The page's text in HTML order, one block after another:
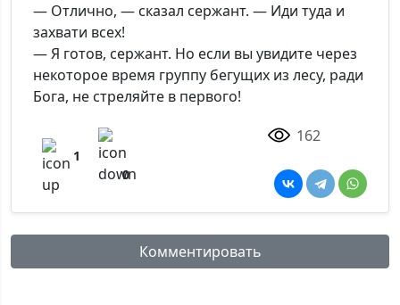
— Отлично, — сказал сержант. — Иди туда и
захвати всех!
— Я готов, сержант. Но если вы увидите через
некоторое время группу бегущих из лесу, ради
Бога, не стреляйте в первого!
1
0
162
Комментировать